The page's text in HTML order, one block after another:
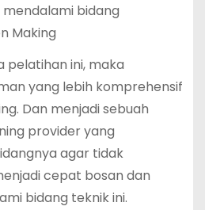
bidang
Making
pelatihan ini, maka
yang lebih komprehensif
Dan menjadi sebuah
provider yang
agar tidak
cepat bosan dan
bidang teknik ini.